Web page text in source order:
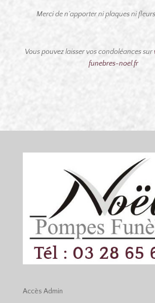
Merci de n’apporter ni plaques ni
Vous pouvez laisser vos condoléances sur
funebres-noel.fr
Accès Admin